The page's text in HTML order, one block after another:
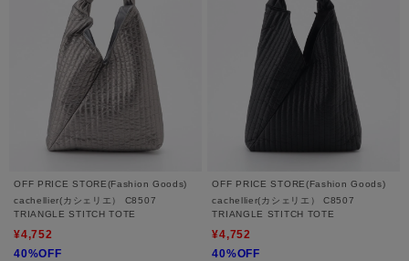
OFF PRICE STORE(Fashion Goods)
cachellier(カシェリエ） C8507
TRIANGLE STITCH TOTE
¥4,752
40%OFF
OFF PRICE STORE(Fashion Goods)
cachellier(カシェリエ） C8507
TRIANGLE STITCH TOTE
¥4,752
40%OFF